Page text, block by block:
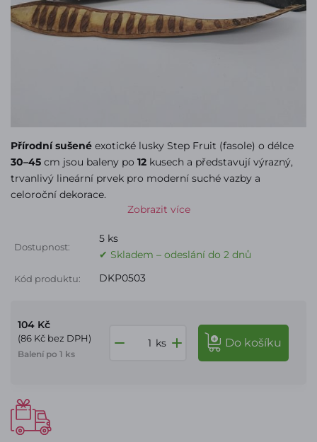
Přírodní sušené exotické lusky Step Fruit (fasole) o délce
30–45 cm jsou baleny po 12 kusech a představují výrazný,
trvanlivý lineární prvek pro moderní suché vazby a
celoroční dekorace.
Zobrazit více
Dostupnost:
5 ks
✔ Skladem – odeslání do 2 dnů
Kód produktu: DKP0503
104 Kč
(86 Kč bez DPH)
Balení po 1 ks
ks do košíku